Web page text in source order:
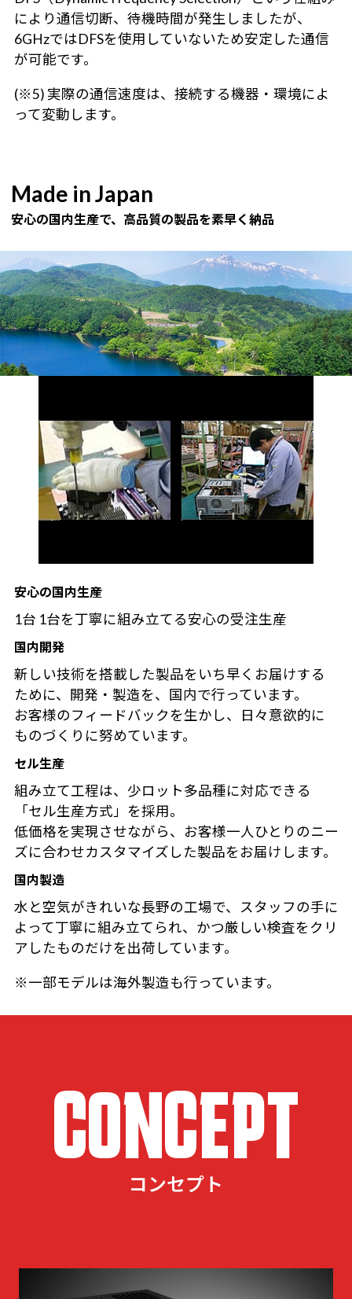
により通信切断、待機時間が発生しましたが、
6GHzではDFSを使用していないため安定した通信
が可能です。
(※5) 実際の通信速度は、接続する機器・環境によ
って変動します。
Made in Japan
安心の国内生産で、高品質の製品を素早く納品
安心の国内生産
1台 1台を丁寧に組み立てる安心の受注生産
国内開発
新しい技術を搭載した製品をいち早くお届けする
ために、開発・製造を、国内で行っています。
お客様のフィードバックを生かし、日々意欲的に
ものづくりに努めています。
セル生産
組み立て工程は、少ロット多品種に対応できる
「セル生産方式」を採用。
低価格を実現させながら、お客様一人ひとりのニー
ズに合わせカスタマイズした製品をお届けします。
国内製造
水と空気がきれいな長野の工場で、スタッフの手に
よって丁寧に組み立てられ、かつ厳しい検査をクリ
アしたものだけを出荷しています。
※一部モデルは海外製造も行っています。
CONCEPT
コンセプト